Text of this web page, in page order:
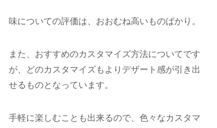
味についての評価は、おおむね高いものばかり。
また、おすすめのカスタマイズ方法についてです
が、どのカスタマイズもよりデザート感が引き出
せるものとなっています。
手軽に楽しむことも出来るので、色々なカスタマ